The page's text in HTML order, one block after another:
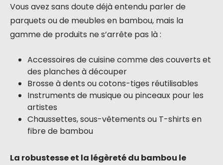
Vous avez sans doute déjà entendu parler de
parquets ou de meubles en bambou, mais la
gamme de produits ne s’arrête pas là :
Accessoires de cuisine comme des couverts et
des planches à découper
Brosse à dents ou cotons-tiges réutilisables
Instruments de musique ou pinceaux pour les
artistes
Chaussettes, sous-vêtements ou T-shirts en
fibre de bambou
La robustesse et la légèreté du bambou le